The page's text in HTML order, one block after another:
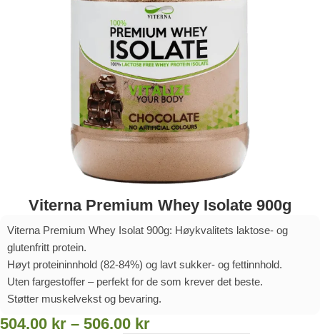
Viterna Premium Whey Isolate 900g
Viterna Premium Whey Isolat 900g: Høykvalitets laktose- og
glutenfritt protein.
Høyt proteininnhold (82-84%) og lavt sukker- og fettinnhold.
Uten fargestoffer – perfekt for de som krever det beste.
Støtter muskelvekst og bevaring.
504.00 kr – 506.00 kr